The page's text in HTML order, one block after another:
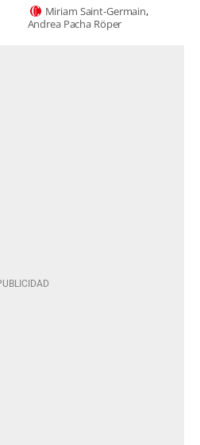
Miriam Saint-Germain
Andrea Pacha Röper